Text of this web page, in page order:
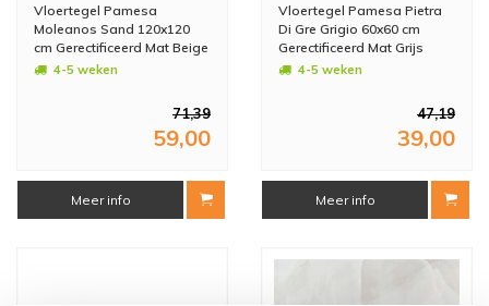
Vloertegel Pamesa
Moleanos Sand 120x120
cm Gerectificeerd Mat Beige
(Prijs Per M2)
4-5 weken
71,39
59,00
Meer info
Vloertegel Pamesa Pietra
Di Gre Grigio 60x60 cm
Gerectificeerd Mat Grijs
(Prijs Per M2)
4-5 weken
47,19
39,00
Meer info